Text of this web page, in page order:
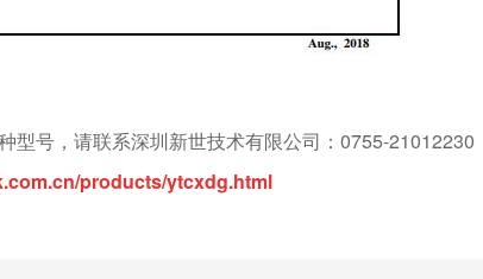
型号，请联系深圳新世技术有限公司：0755-21012230
products/ytcxdg.html